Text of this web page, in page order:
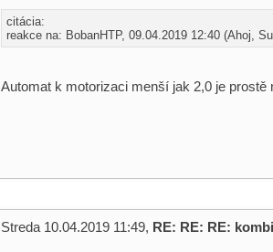
citácia:
reakce na: BobanHTP, 09.04.2019 12:40 (Ahoj,
Automat k motorizaci menší jak 2,0 je prostě
Streda 10.04.2019 11:49, RE: RE: RE: